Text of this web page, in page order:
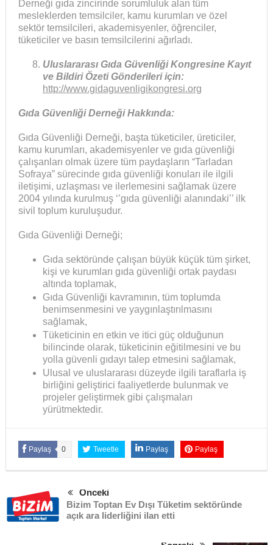
Derneği gıda zincirinde sorumluluk alan tüm
mesleklerden temsilciler, kamu kurumları ve özel
sektör temsilcileri, akademisyenler, öğrenciler,
tüketiciler ve basın temsilcilerini ağırladı.
Uluslararası Gıda Güvenliği Kongresine Kayıt
ve Bildiri Özeti Gönderileri için:
http://www.gidaguvenligikongresi.org
Gıda Güvenliği Derneği Hakkında:
Gıda Güvenliği Derneği, başta tüketiciler, üreticiler,
kamu kurumları, akademisyenler ve gıda güvenliği
çalışanları olmak üzere tüm paydaşların “Tarladan
Sofraya” sürecinde gıda güvenliği konuları ile ilgili
iletişimi, uzlaşması ve ilerlemesini sağlamak üzere
2004 yılında kurulmuş ‘’gıda güvenliği alanındaki’’ ilk
sivil toplum kuruluşudur.
Gıda Güvenliği Derneği;
Gıda sektöründe çalışan büyük küçük tüm şirket,
kişi ve kurumları gıda güvenliği ortak paydası
altında toplamak,
Gıda Güvenliği kavramının, tüm toplumda
benimsenmesini ve yaygınlaştırılmasını
sağlamak,
Tüketicinin en etkin ve itici güç olduğunun
bilincinde olarak, tüketicinin eğitilmesini ve bu
yolla güvenli gıdayı talep etmesini sağlamak,
Ulusal ve uluslararası düzeyde ilgili taraflarla iş
birliğini geliştirici faaliyetlerde bulunmak ve
projeler geliştirmek gibi çalışmaları
yürütmektedir.
Paylaş 0 Tweetle Paylaş Paylaş
Önceki
Bizim Toptan Ev Dışı Tüketim sektöründe
açık ara liderliğini ilan etti